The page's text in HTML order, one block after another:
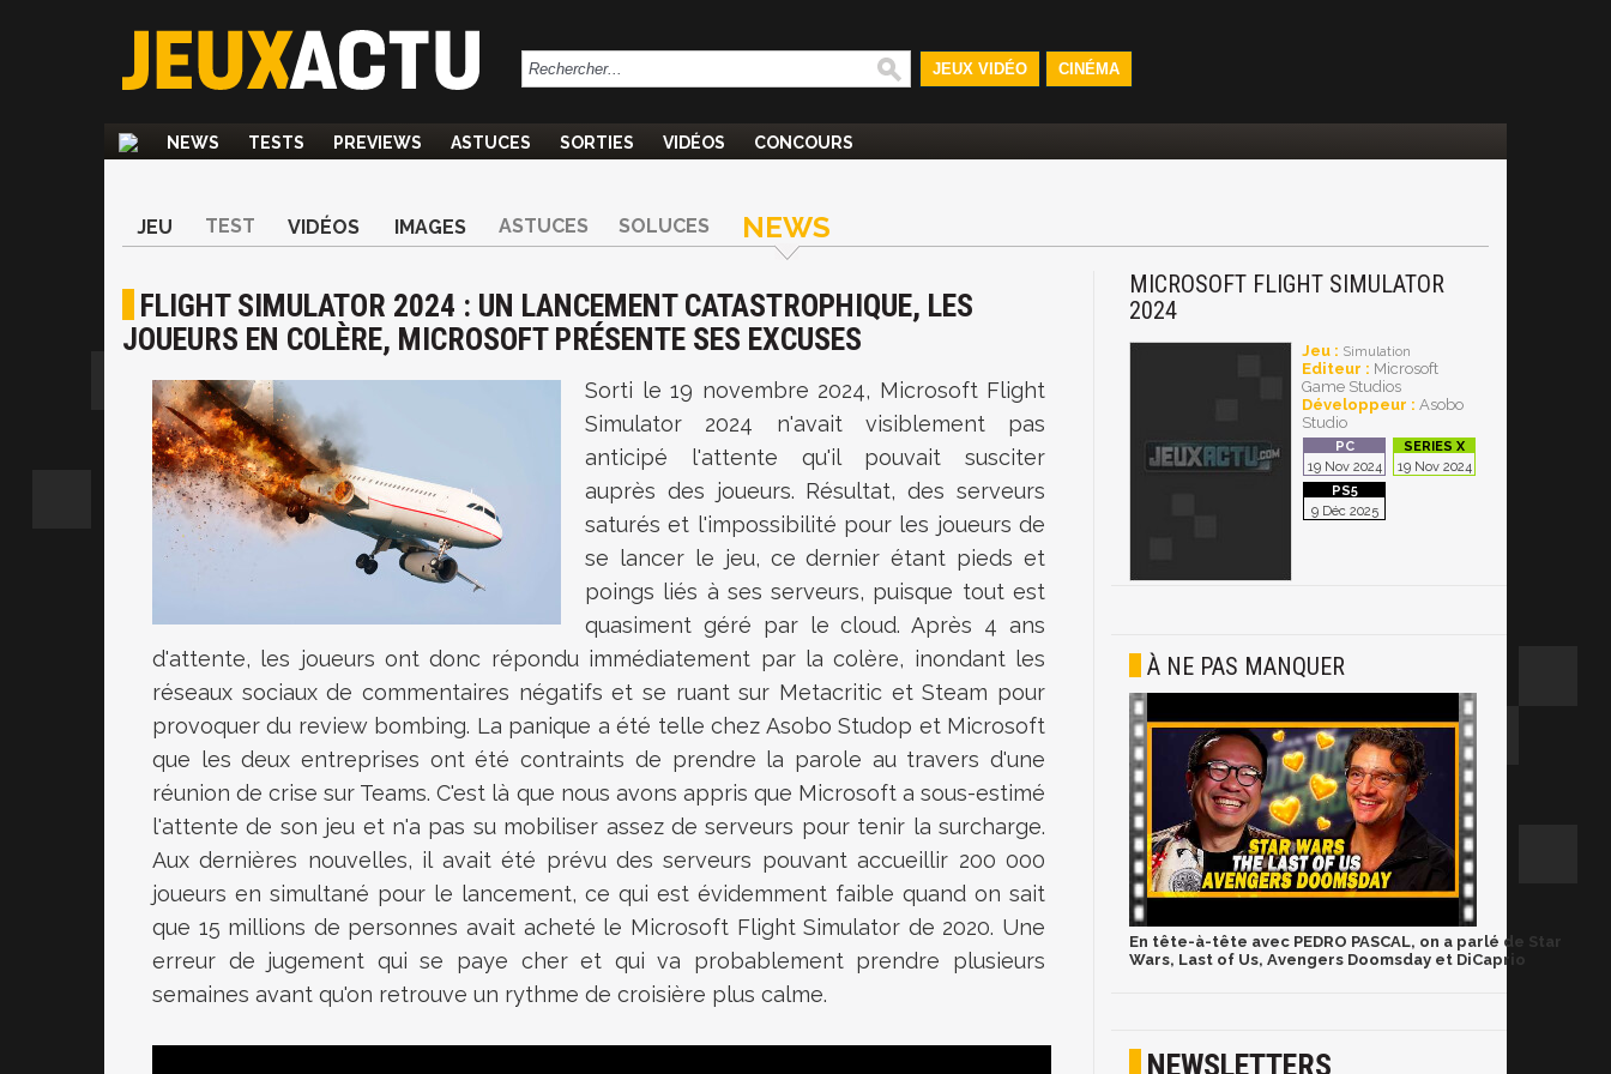
JEUX VIDÉO CINÉMA
NEWS TESTS PREVIEWS ASTUCES SORTIES VIDÉOS CONCOURS
JEU TEST VIDÉOS IMAGES ASTUCES SOLUCES NEWS
FLIGHT SIMULATOR 2024 : UN LANCEMENT CATASTROPHIQUE, LES
JOUEURS EN COLÈRE, MICROSOFT PRÉSENTE SES EXCUSES
Sorti le 19 novembre 2024, Microsoft Flight
Simulator 2024 n'avait visiblement pas
anticipé l'attente qu'il pouvait susciter
auprès des joueurs. Résultat, des serveurs
saturés et l'impossibilité pour les joueurs de
se lancer le jeu, ce dernier étant pieds et
poings liés à ses serveurs, puisque tout est
quasiment géré par le cloud. Après 4 ans
d'attente, les joueurs ont donc répondu immédiatement par la colère, inondant les
réseaux sociaux de commentaires négatifs et se ruant sur Metacritic et Steam pour
provoquer du review bombing. La panique a été telle chez Asobo Studop et Microsoft
que les deux entreprises ont été contraints de prendre la parole au travers d'une
réunion de crise sur Teams. C'est là que nous avons appris que Microsoft a sous-estimé
l'attente de son jeu et n'a pas su mobiliser assez de serveurs pour tenir la surcharge.
Aux dernières nouvelles, il avait été prévu des serveurs pouvant accueillir 200 000
joueurs en simultané pour le lancement, ce qui est évidemment faible quand on sait
que 15 millions de personnes avait acheté le Microsoft Flight Simulator de 2020. Une
erreur de jugement qui se paye cher et qui va probablement prendre plusieurs
semaines avant qu'on retrouve un rythme de croisière plus calme.
MICROSOFT FLIGHT SIMULATOR
2024
Jeu : Simulation
Editeur : Microsoft
Game Studios
Développeur : Asobo
Studio
19 Nov 2024 19 Nov 2024
9 Déc 2025
À NE PAS MANQUER
En tête-à-tête avec PEDRO PASCAL, on a parlé de Star
Wars, Last of Us, Avengers Doomsday et DiCaprio
NEWSLETTERS